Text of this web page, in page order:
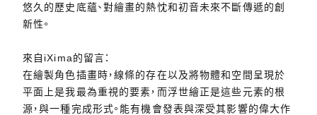
悠久的歷史底蘊、對繪畫的熱忱和初音未來不斷傳遞的創
新性。
來自iXima的留言：
在繪製角色插畫時，線條的存在以及將物體和空間呈現於
平面上是我最為重視的要素，而浮世繪正是這些元素的根
源，與一種完成形式。能有機會發表與深受其影響的偉大作